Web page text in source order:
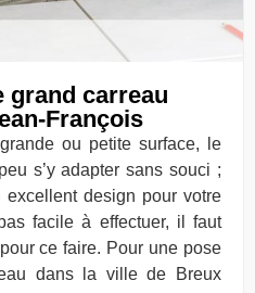
grand carreau
François
ou petite surface, le
s’y adapter sans souci ;
excellent design pour votre
facile à effectuer, il faut
ce faire. Pour une pose
dans la ville de Breux